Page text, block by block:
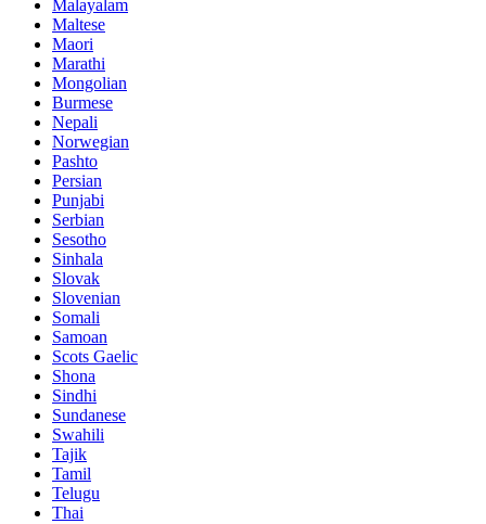
Malayalam
Maltese
Maori
Marathi
Mongolian
Burmese
Nepali
Norwegian
Pashto
Persian
Punjabi
Serbian
Sesotho
Sinhala
Slovak
Slovenian
Somali
Samoan
Scots Gaelic
Shona
Sindhi
Sundanese
Swahili
Tajik
Tamil
Telugu
Thai